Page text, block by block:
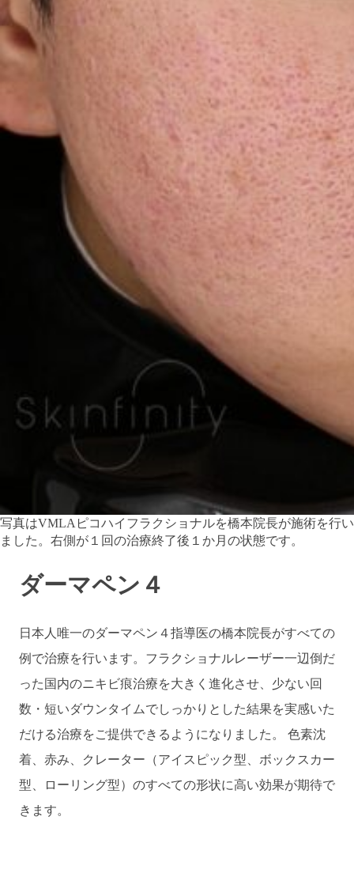
写真はVMLAピコハイフラクショナルを橋本院長が施術を行い
ました。右側が１回の治療終了後１か月の状態です。
ダーマペン４
日本人唯一のダーマペン４指導医の橋本院長がすべての
例で治療を行います。フラクショナルレーザー一辺倒だ
った国内のニキビ痕治療を大きく進化させ、少ない回
数・短いダウンタイムでしっかりとした結果を実感いた
だける治療をご提供できるようになりました。 色素沈
着、赤み、クレーター（アイスピック型、ボックスカー
型、ローリング型）のすべての形状に高い効果が期待で
きます。